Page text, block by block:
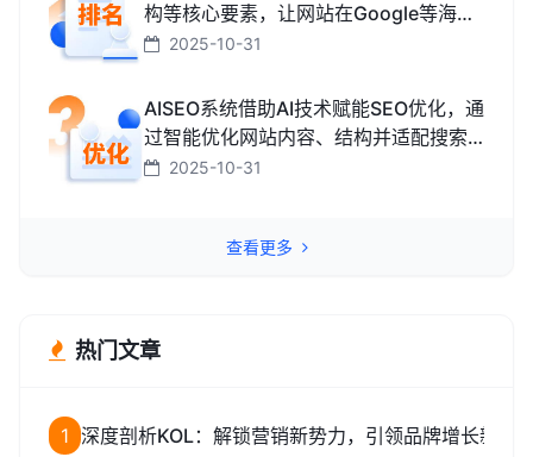
构等核心要素，让网站在Google等海外
搜索引擎中排名靠前，获取海外精准流
2025-10-31
AISEO系统借助AI技术赋能SEO优化，通
过智能优化网站内容、结构并适配搜索
引擎规则，助力网站快速提升排名，从
2025-10-31
查看更多
热门文章
1 深度剖析KOL：解锁营销新势力，引领品牌增长新路